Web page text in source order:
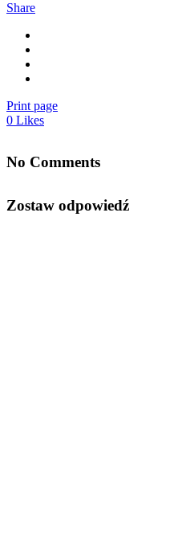
Share
Print page
0 Likes
No Comments
Zostaw odpowiedź